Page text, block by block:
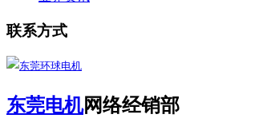
联系方式
东莞电机网络经销部